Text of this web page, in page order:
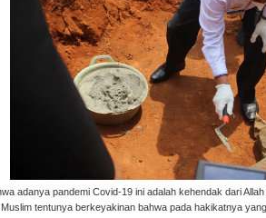
adanya pandemi Covid-19 ini adalah kehendak dari
tentunya berkeyakinan bahwa pada hakikatnya